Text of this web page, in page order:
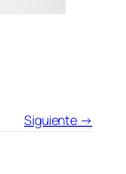
Siguiente →